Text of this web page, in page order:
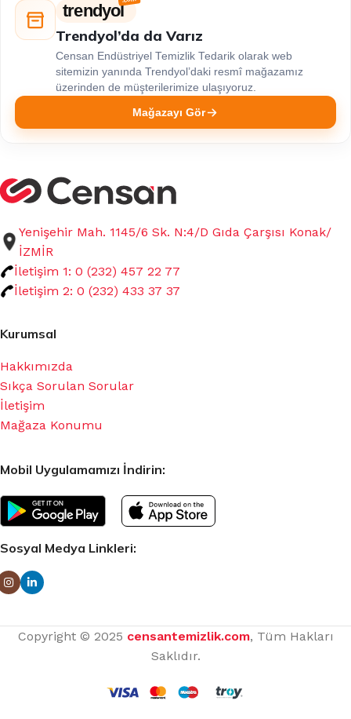
trendyol
Trendyol’da da Varız
Censan Endüstriyel Temizlik Tedarik olarak web
sitemizin yanında Trendyol’daki resmî mağazamız
üzerinden de müşterilerimize ulaşıyoruz.
Mağazayı Gör
Yenişehir Mah. 1145/6 Sk. N:4/D Gıda Çarşısı Konak/
İZMİR
İletişim 1: 0 (232) 457 22 77
İletişim 2: 0 (232) 433 37 37
Kurumsal
Hakkımızda
Sıkça Sorulan Sorular
İletişim
Mağaza Konumu
Mobil Uygulamamızı İndirin:
Sosyal Medya Linkleri:
Copyright © 2025 censantemizlik.com, Tüm Hakları
Saklıdır.